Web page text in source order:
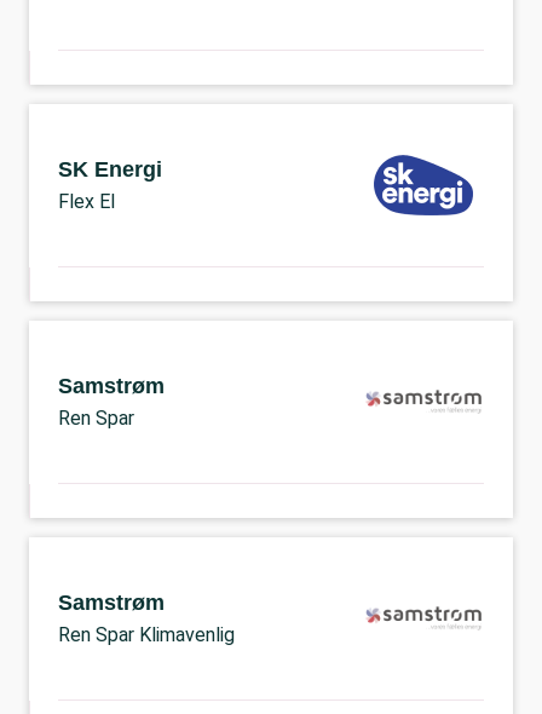
SK Energi
Flex El
Samstrøm
Ren Spar
Samstrøm
Ren Spar Klimavenlig